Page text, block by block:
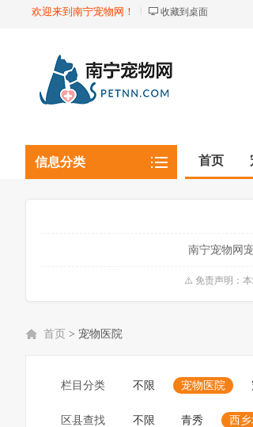
欢迎来到南宁宠物网！ 收藏到桌面
信息分类 首页
南宁宠物网
⚠️ 免责声明：本
首页 > 宠物医院
栏目分类 不限 宠物医院
区县查找 不限 青秀 西